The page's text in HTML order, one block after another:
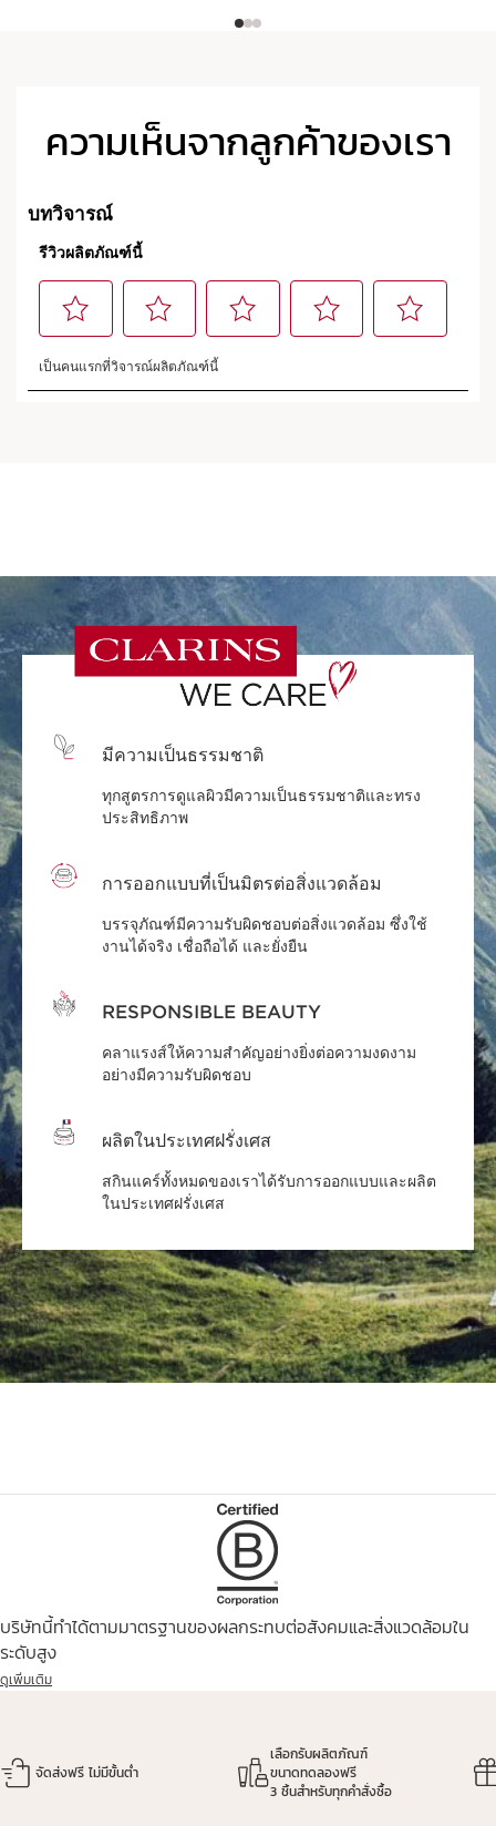
กลุ่มผลิตภัณฑ์เต็มรูปแบบ
สำหรับทุกสภาพผิว
คำถามเกี่ยวกับผิว
ทดสอบความเข้าใจเกี่ยวกับผิวคุณด้วยคำถามด่วน
เหล่านี้
ผิวแห้งและผิวขาดความชุ่มชื้น
เป็นผิวประเภทเดียวกัน
ผิด
ผิวแห้งเป็นประเภทของผิว เช่นเดียวกับ
การขาดความชุ่มชื้นเป็นปัญหาของผิว
เช่นเดียวกับความเหนื่อยล้าหรือความ
ผิวทุกประเภทสามารถขาดความชุ่มชื้น
ส
ก
ตล
นั้
การเติมความชุ่มชื้น
เพื่อช่วยคุณในการดูแลผิว
ความเห็นจากลูกค้าของเรา
มีความเป็นธรรมชาติ
ทุกสูตรการดูแลผิวมีความเป็นธรรมชาติและทรง
ประสิทธิภาพ
การออกแบบที่เป็นมิตรต่อสิ่งแวดล้อม
บรรจุภัณฑ์มีความรับผิดชอบต่อสิ่งแวดล้อม ซึ่งใช้
งานได้จริง เชื่อถือได้ และยั่งยืน
RESPONSIBLE BEAUTY
คลาแรงส์ให้ความสำคัญอย่างยิ่งต่อความงดงาม
อย่างมีความรับผิดชอบ
ผลิตในประเทศฝรั่งเศส
สกินแคร์ทั้งหมดของเราได้รับการออกแบบและผลิต
ในประเทศฝรั่งเศส
บริษัทนี้ทำได้ตามมาตรฐานของผลกระทบต่อสังคมและสิ่งแวดล้อมใน
ระดับสูง
ดูเพิ่มเติม
จัดส่งฟรี ไม่มีขั้นต่ำ
เลือกรับผลิตภัณฑ์
ขนาดทดลองฟรี
3 ชิ้นสำหรับทุกคำสั่งซื้อ